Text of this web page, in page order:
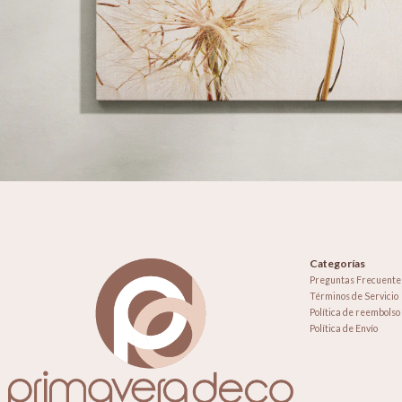
Categorías
Preguntas
Términos de Servicio
Política de reembolso
Política de Envío